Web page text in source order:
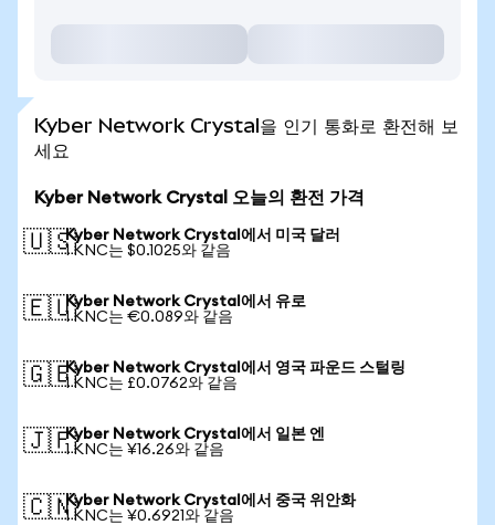
Kyber Network Crystal을 인기 통화로 환전해 보
세요
Kyber Network Crystal 오늘의 환전 가격
🇺🇸Kyber Network Crystal에서 미국 달러
1 KNC는 $0.1025와 같음
🇪🇺Kyber Network Crystal에서 유로
1 KNC는 €0.089와 같음
🇬🇧Kyber Network Crystal에서 영국 파운드 스털링
1 KNC는 £0.0762와 같음
🇯🇵Kyber Network Crystal에서 일본 엔
1 KNC는 ¥16.26와 같음
🇨🇳Kyber Network Crystal에서 중국 위안화
1 KNC는 ¥0.6921와 같음